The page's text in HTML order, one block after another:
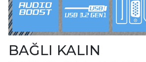
BAĞLI KALIN